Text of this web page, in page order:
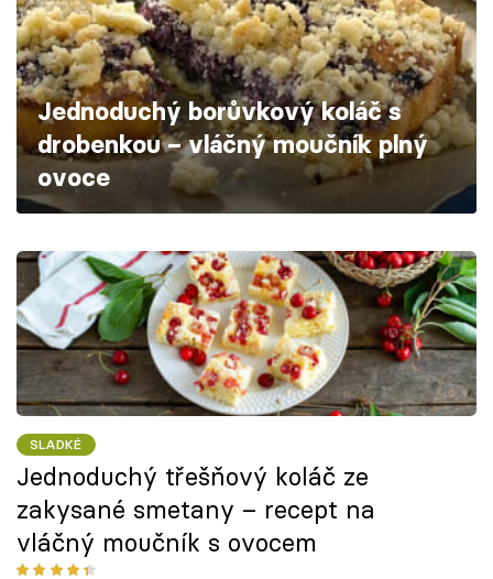
Škola vaření
Recepty z TV
Speciál: Cuketa
Těhotnej kuchař
Přihlášení
Sledujte nás
Jednoduchý borůvkový koláč s
drobenkou – vláčný moučník plný
ovoce
SLADKÉ
Jednoduchý třešňový koláč ze
zakysané smetany – recept na
vláčný moučník s ovocem